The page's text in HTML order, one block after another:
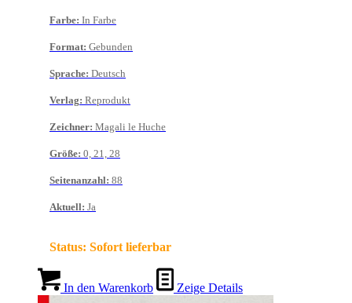
Farbe: In Farbe
Format: Gebunden
Sprache: Deutsch
Verlag: Reprodukt
Zeichner: Magali le Huche
Größe: 0, 21, 28
Seitenanzahl: 88
Aktuell: Ja
Status: Sofort lieferbar
In den Warenkorb Zeige Details